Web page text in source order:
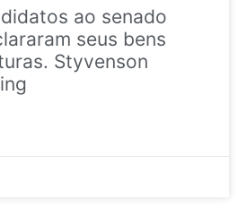
ao senado
seus bens
Styvenson